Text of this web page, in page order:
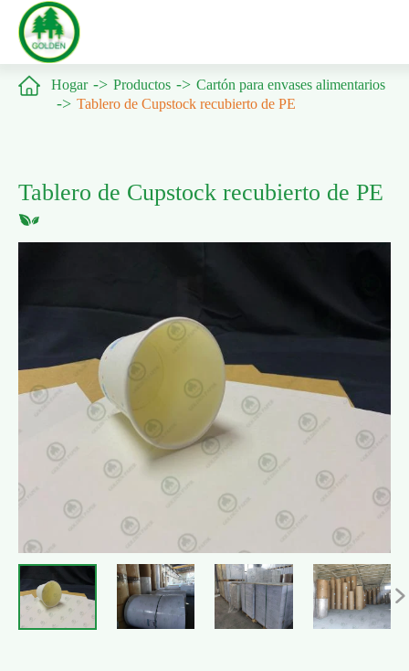
 Hogar Productos
Cartón para envases alimentarios
Tablero de Cupstock recubierto de PE
Tablero de Cupstock recubierto de PE
